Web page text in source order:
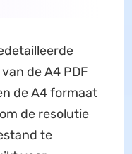
de A4 PDF
de A4 formaat
de resolutie
te